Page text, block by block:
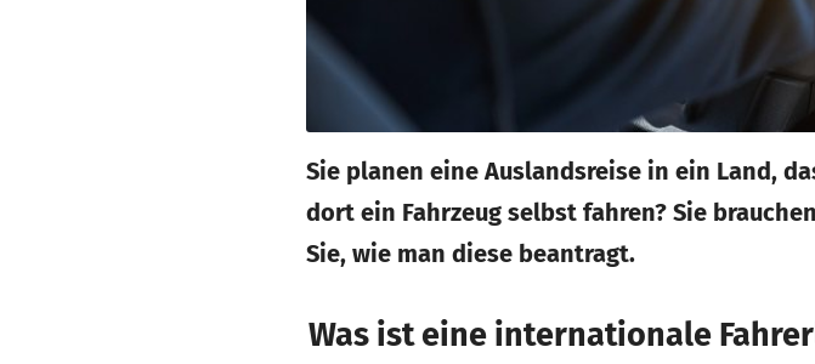
Sie planen eine Auslandsreise in ein Land,
dort ein Fahrzeug selbst fahren? Sie
Sie, wie man diese beantragt.
Was ist eine internationale